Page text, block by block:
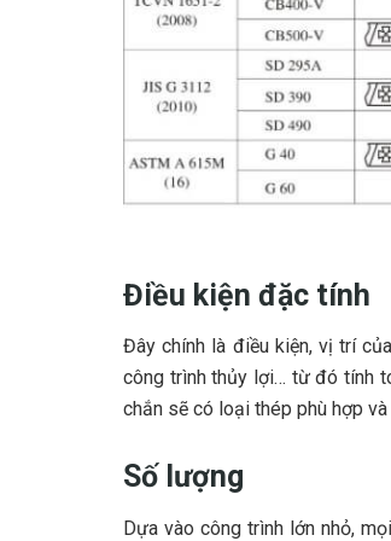
Điều kiện đặc tính
Đây chính là điều kiện, vị trí
công trình thủy lợi… từ đó tính
chắn sẽ có loại thép phù hợp
Số lượng
Dựa vào công trình lớn nhỏ,